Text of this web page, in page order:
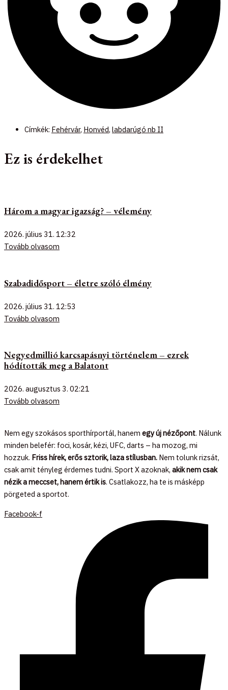
Címkék: Fehérvár, Honvéd, labdarúgó nb II
Ez is érdekelhet
Három a magyar igazság? – vélemény
2026. július 31. 12:32
Tovább olvasom
Szabadidősport – életre szóló élmény
2026. július 31. 12:53
Tovább olvasom
Negyedmillió karcsapásnyi történelem – ezrek
hódították meg a Balatont
2026. augusztus 3. 02:21
Tovább olvasom
Nem egy szokásos sporthírportál, hanem egy új nézőpont. Nálunk
minden belefér: foci, kosár, kézi, UFC, darts – ha mozog, mi
hozzuk. Friss hírek, erős sztorik, laza stílusban. Nem tolunk rizsát,
csak amit tényleg érdemes tudni. Sport X azoknak, akik nem csak
nézik a meccset, hanem értik is. Csatlakozz, ha te is másképp
pörgeted a sportot.
Facebook-f